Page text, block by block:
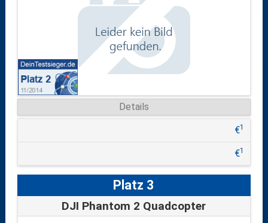
Details
€1
€1
Platz 3
DJI Phantom 2 Quadcopter